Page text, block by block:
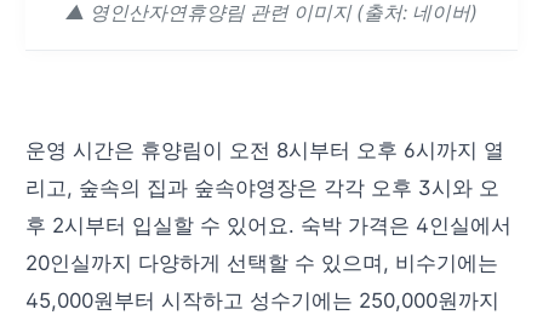
▲ 영인산자연휴양림 관련 이미지 (출처: 네이버)
운영 시간은 휴양림이 오전 8시부터 오후 6시까지 열
리고, 숲속의 집과 숲속야영장은 각각 오후 3시와 오
후 2시부터 입실할 수 있어요. 숙박 가격은 4인실에서
20인실까지 다양하게 선택할 수 있으며, 비수기에는
45,000원부터 시작하고 성수기에는 250,000원까지